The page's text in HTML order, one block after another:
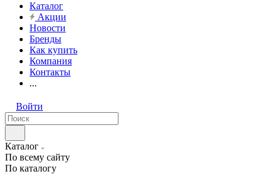
Каталог
Акции
Новости
Бренды
Как купить
Компания
Контакты
...
Войти
Каталог
По всему сайту
По каталогу